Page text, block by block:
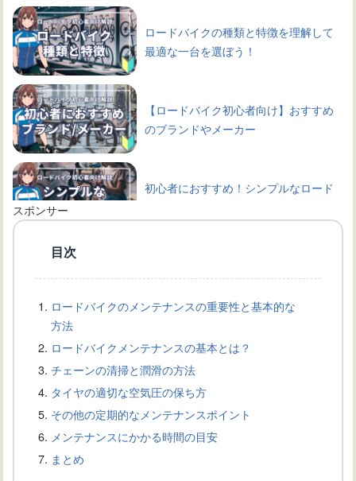
ロードバイクの種類と特徴を理解して
最適な一台を選ぼう！
【ロードバイク初心者向け】おすすめ
のブランドやメーカー
初心者におすすめ！シンプルなロード
と選び方【初心者向け】
ロードバイクの乗り方や操作の基礎を
学ぼう！初心者必見！
ロードバイク初心者必見！選び方のポ
イントとおすすめモデル
スポンサー
目次
ロードバイクのメンテナンスの重要性と基本的な
方法
ロードバイクメンテナンスの基本とは？
チェーンの清掃と潤滑の方法
タイヤの適切な空気圧の保ち方
その他の定期的なメンテナンスポイント
メンテナンスにかかる時間の目安
まとめ